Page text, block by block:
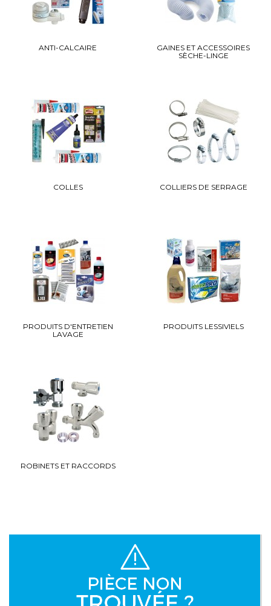
ANTI-CALCAIRE
GAINES ET ACCESSOIRES
SÈCHE-LINGE
COLLES COLLIERS DE SERRAGE
PRODUITS D'ENTRETIEN
LAVAGE
PRODUITS LESSIVIELS
ROBINETS ET RACCORDS